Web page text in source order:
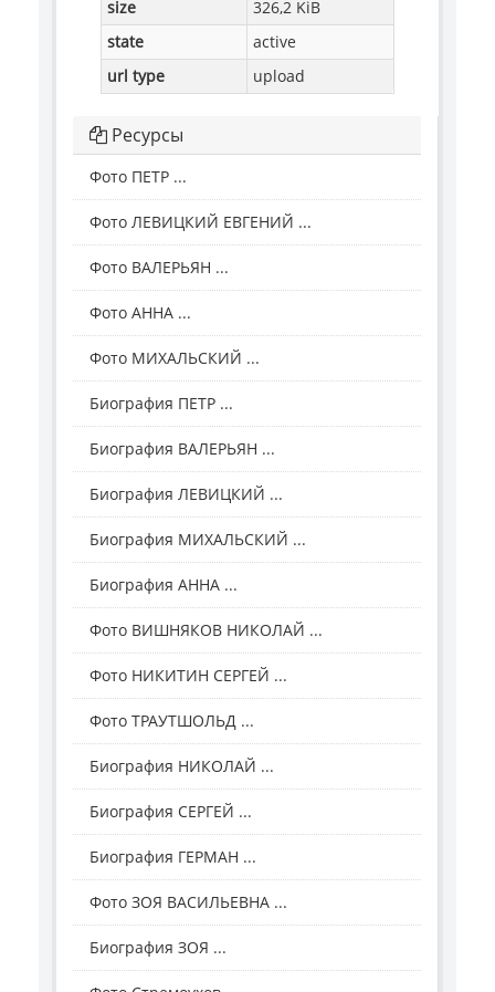
size
326,2 KiB
state
active
url type
upload
Ресурсы
Фото ПЕТР ...
Фото ЛЕВИЦКИЙ ЕВГЕНИЙ ...
Фото ВАЛЕРЬЯН ...
Фото АННА ...
Фото МИХАЛЬСКИЙ ...
Биография ПЕТР ...
Биография ВАЛЕРЬЯН ...
Биография ЛЕВИЦКИЙ ...
Биография МИХАЛЬСКИЙ ...
Биография АННА ...
Фото ВИШНЯКОВ НИКОЛАЙ ...
Фото НИКИТИН СЕРГЕЙ ...
Фото ТРАУТШОЛЬД ...
Биография НИКОЛАЙ ...
Биография СЕРГЕЙ ...
Биография ГЕРМАН ...
Фото ЗОЯ ВАСИЛЬЕВНА ...
Биография ЗОЯ ...